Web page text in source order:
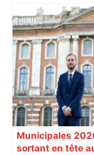
Vous pensiez
voiture ? La
reculent – ici.fr
Municipales
sortant en tête